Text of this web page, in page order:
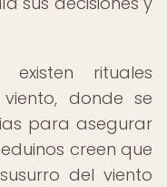
rituales
donde se
para asegurar
creen que
del viento